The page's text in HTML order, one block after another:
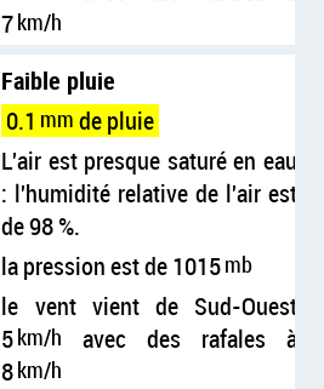
7km/h
Faible pluie
0.1 mm de pluie
L'air est presque saturé en eau
: l'humidité relative de l'air est
de 98 %.
la pression est de 1015mb
le vent vient de Sud-Ouest
5km/h
avec des rafales à
8km/h